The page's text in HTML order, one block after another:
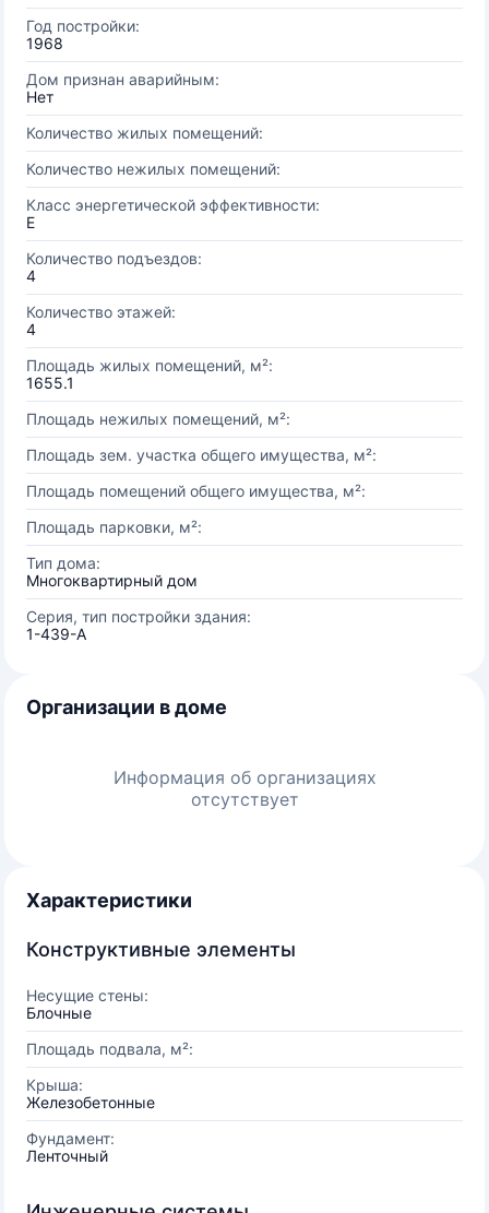
Год постройки:
1968
Дом признан аварийным:
Нет
Количество жилых помещений:
Количество нежилых помещений:
Класс энергетической эффективности:
E
Количество подъездов:
4
Количество этажей:
4
Площадь жилых помещений, м²:
1655.1
Площадь нежилых помещений, м²:
Площадь зем. участка общего имущества, м²:
Площадь помещений общего имущества, м²:
Площадь парковки, м²:
Тип дома:
Многоквартирный дом
Серия, тип постройки здания:
1-439-А
Организации в доме
Информация об организациях
отсутствует
Характеристики
Конструктивные элементы
Несущие стены:
Блочные
Площадь подвала, м²:
Крыша:
Железобетонные
Фундамент:
Ленточный